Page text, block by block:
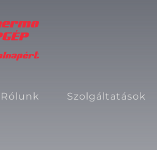
Rólunk Szolgáltatások